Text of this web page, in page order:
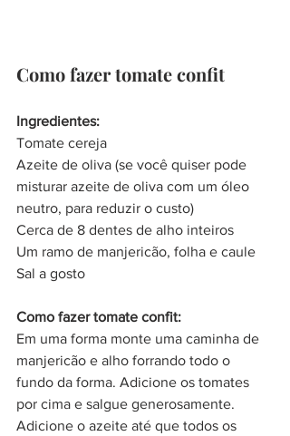
Como fazer tomate confit
Ingredientes:
Tomate cereja
Azeite de oliva (se você quiser pode
misturar azeite de oliva com um óleo
neutro, para reduzir o custo)
Cerca de 8 dentes de alho inteiros
Um ramo de manjericão, folha e caule
Sal a gosto
Como fazer tomate confit:
Em uma forma monte uma caminha de
manjericão e alho forrando todo o
fundo da forma. Adicione os tomates
por cima e salgue generosamente.
Adicione o azeite até que todos os